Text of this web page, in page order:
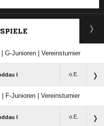
G-Junioren | Vereinsturnier
I o.E.
F-Junioren | Vereinsturnier
I o.E.